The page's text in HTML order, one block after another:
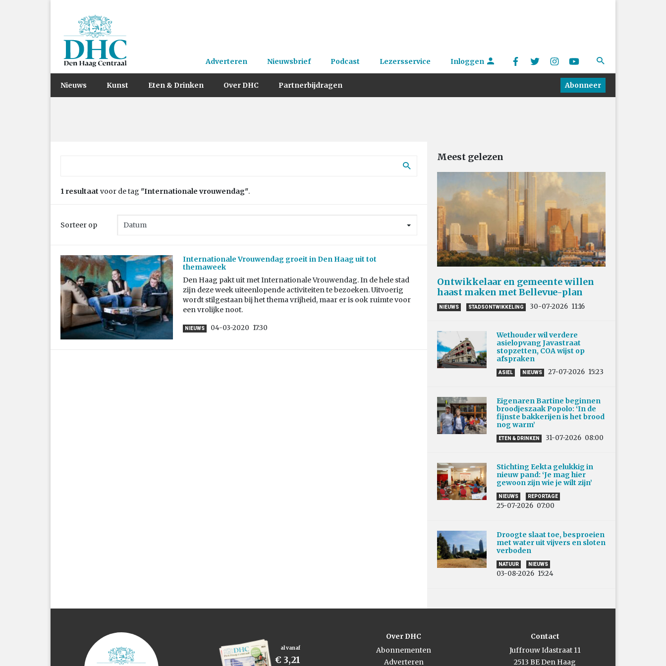
Adverteren Nieuwsbrief Podcast Lezersservice Inloggen
Nieuws Kunst Eten & Drinken Over DHC Partnerbijdragen Abonneer
1 resultaat voor de tag "Internationale vrouwendag".
Sorteer op
Internationale Vrouwendag groeit in Den Haag uit tot
themaweek
Den Haag pakt uit met Internationale Vrouwendag. In de hele stad
zijn deze week uiteenlopende activiteiten te bezoeken. Uitvoerig
wordt stilgestaan bij het thema vrijheid, maar er is ook ruimte voor
een vrolijke noot.
NIEUWS 04-03-2020 17:30
Meest gelezen
Ontwikkelaar en gemeente willen
haast maken met Bellevue-plan
NIEUWS STADSONTWIKKELING 30-07-2026 11:16
Wethouder wil verdere
asielopvang Javastraat
stopzetten, COA wijst op
afspraken
ASIEL NIEUWS 27-07-2026 15:23
Eigenaren Bartine beginnen
broodjeszaak Popolo: ‘In de
fijnste bakkerijen is het brood
nog warm’
ETEN & DRINKEN 31-07-2026 08:00
Stichting Eekta gelukkig in
nieuw pand: ‘Je mag hier
gewoon zijn wie je wilt zijn’
NIEUWS REPORTAGE
25-07-2026 07:00
Droogte slaat toe, besproeien
met water uit vijvers en sloten
verboden
NATUUR NIEUWS
03-08-2026 15:24
al vanaf
€ 3,21
Over DHC
Abonnementen
Adverteren
Contact
Juffrouw Idastraat 11
2513 BE Den Haag